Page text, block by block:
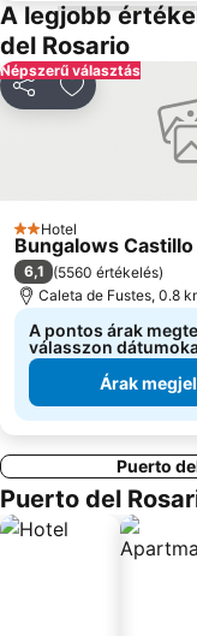
A legjobb
del Rosario
Népszerű választás
MegosztásHozzáadás a
2 Kategória
Hotel
Bungalows Castillo
6,1 (5560 értékelés)
Caleta de Fustes, 0.8
A pontos árak
válasszon
Árak
Puerto
Puerto del